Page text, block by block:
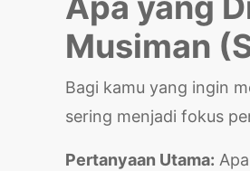
Musiman
Bagi kamu yang ingin
sering menjadi fokus
Pertanyaan Utama: